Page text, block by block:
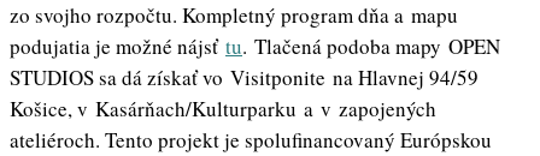
zo svojho rozpočtu. Kompletný program dňa a mapu
podujatia je možné nájsť tu. Tlačená podoba mapy OPEN
STUDIOS sa dá získať vo Visitponite na Hlavnej 94/59
Košice, v Kasárňach/Kulturparku a v zapojených
ateliéroch. Tento projekt je spolufinancovaný Európskou